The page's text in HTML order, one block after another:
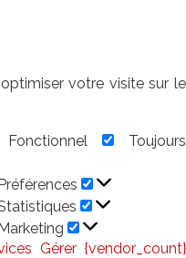
votre visite sur le
Fonctionnel
Toujours
Gérer {vendor_count}